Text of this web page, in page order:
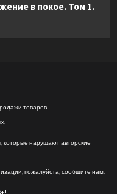
в покое. Том 1.
товаров.
нарушают авторские
пожалуйста, сообщите нам.